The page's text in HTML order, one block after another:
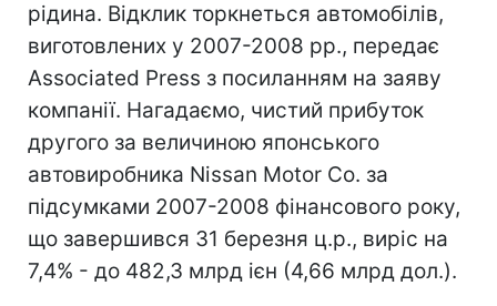
рідина. Відклик торкнеться автомобілів,
виготовлених у 2007-2008 рр., передає
Associated Press з посиланням на заяву
компанії. Нагадаємо, чистий прибуток
другого за величиною японського
автовиробника Nissan Motor Co. за
підсумками 2007-2008 фінансового року,
що завершився 31 березня ц.р., виріс на
7,4% - до 482,3 млрд ієн (4,66 млрд дол.).